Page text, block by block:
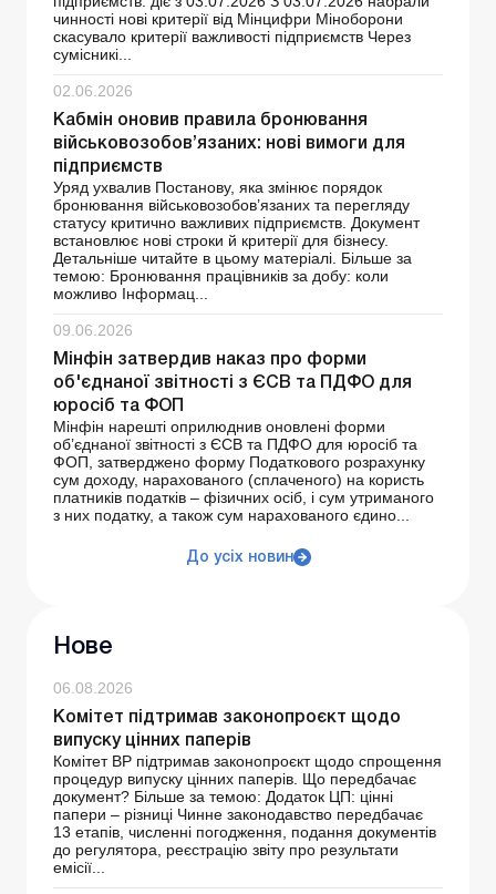
чинності нові критерії від Мінцифри Міноборони
скасувало критерії важливості підприємств Через
сумісникі...
02.06.2026
Кабмін оновив правила бронювання
військовозобов’язаних: нові вимоги для
підприємств
Уряд ухвалив Постанову, яка змінює порядок
бронювання військовозобов’язаних та перегляду
статусу критично важливих підприємств. Документ
встановлює нові строки й критерії для бізнесу.
Детальніше читайте в цьому матеріалі. Більше за
темою: Бронювання працівників за добу: коли
можливо Інформац...
09.06.2026
Мінфін затвердив наказ про форми
об'єднаної звітності з ЄСВ та ПДФО для
юросіб та ФОП
Мінфін нарешті оприлюднив оновлені форми
об’єднаної звітності з ЄСВ та ПДФО для юросіб та
ФОП, затверджено форму Податкового розрахунку
сум доходу, нарахованого (сплаченого) на користь
платників податків – фізичних осіб, і сум утриманого
з них податку, а також сум нарахованого єдино...
До усіх новин
Нове
06.08.2026
Комітет підтримав законопроєкт щодо
випуску цінних паперів
Комітет ВР підтримав законопроєкт щодо спрощення
процедур випуску цінних паперів. Що передбачає
документ? Більше за темою: Додаток ЦП: цінні
папери – різниці Чинне законодавство передбачає
13 етапів, численні погодження, подання документів
до регулятора, реєстрацію звіту про результати
емісії...